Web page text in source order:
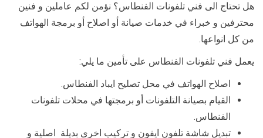
هل تحتاج الى فني تلفونات الفنطاس؟ نؤمن لكم عاملين و فنين
محترفين و خبراء في خدمات صيانة أو اصلاح أو برمجة الهواتف
من كل انواعها.
يعمل فني تلفونات الفنطاس على تأمين ما يلي:
اصلاح الهواتف في محل تصليح ايباد الفنطاس.
القيام بصيانة التلفونات أو برمجتها في محلات تلفونات
الفنطاس.
تبديل شاشة تلفون ايفون و تركيب اخرى بديلة اصلية و